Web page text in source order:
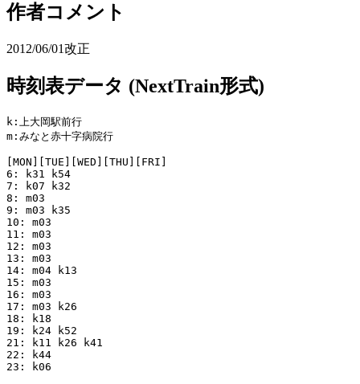
作者コメント
2012/06/01改正
時刻表データ (NextTrain形式)
k:上大岡駅前行
m:みなと赤十字病院行
[MON][TUE][WED][THU][FRI]
6: k31 k54
7: k07 k32
8: m03
9: m03 k35
10: m03
11: m03
12: m03
13: m03
14: m04 k13
15: m03
16: m03
17: m03 k26
18: k18
19: k24 k52
21: k11 k26 k41
22: k44
23: k06